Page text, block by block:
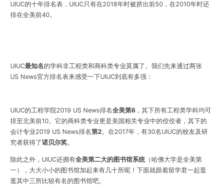
UIUC的十年排名表，UIUC只有在2018年时被挤出前50，在2010年时还
排在全美前40。
UIUC最知名的学科非工程类和商科类专业莫属了。我们先来通过两张
US News官方排名表来感受一下UIUC到底有多强：
UIUC的工程学院2019 US News排名全美第6，其下所有工程类学科均可
排至北美前10。它的商科类专业更是美国相关专业中的佼佼者，其下的
会计专业2019 US News排名第2。在2017年，有30名UIUC的校友及研
究者获得了诺贝尔奖。
除此之外，UIUC还拥有全美第二大的图书馆系统（哈佛大学是全美第
一），大大小小的图书馆加起来有几十所呢！下面就跟着留学君一起逛
逛其中三所比较有名的图书馆吧。